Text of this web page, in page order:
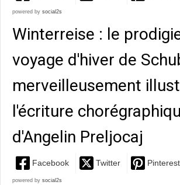
powered by social2s
Winterreise : le
voyage d'hiver de
merveilleusement
l'écriture
d'Angelin Preljocaj
Facebook Twitter Pinterest
powered by social2s